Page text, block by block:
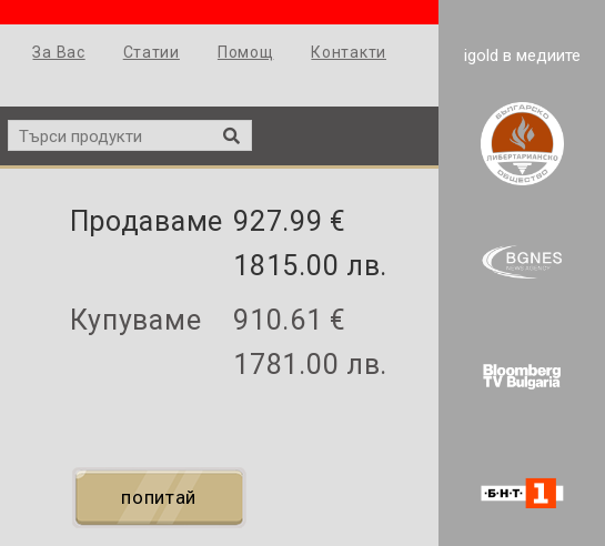
igold в медиите
За Вас Статии Помощ Контакти
Продаваме 927.99 €
1815.00 лв.
Купуваме
910.61 €
1781.00 лв.
попитай